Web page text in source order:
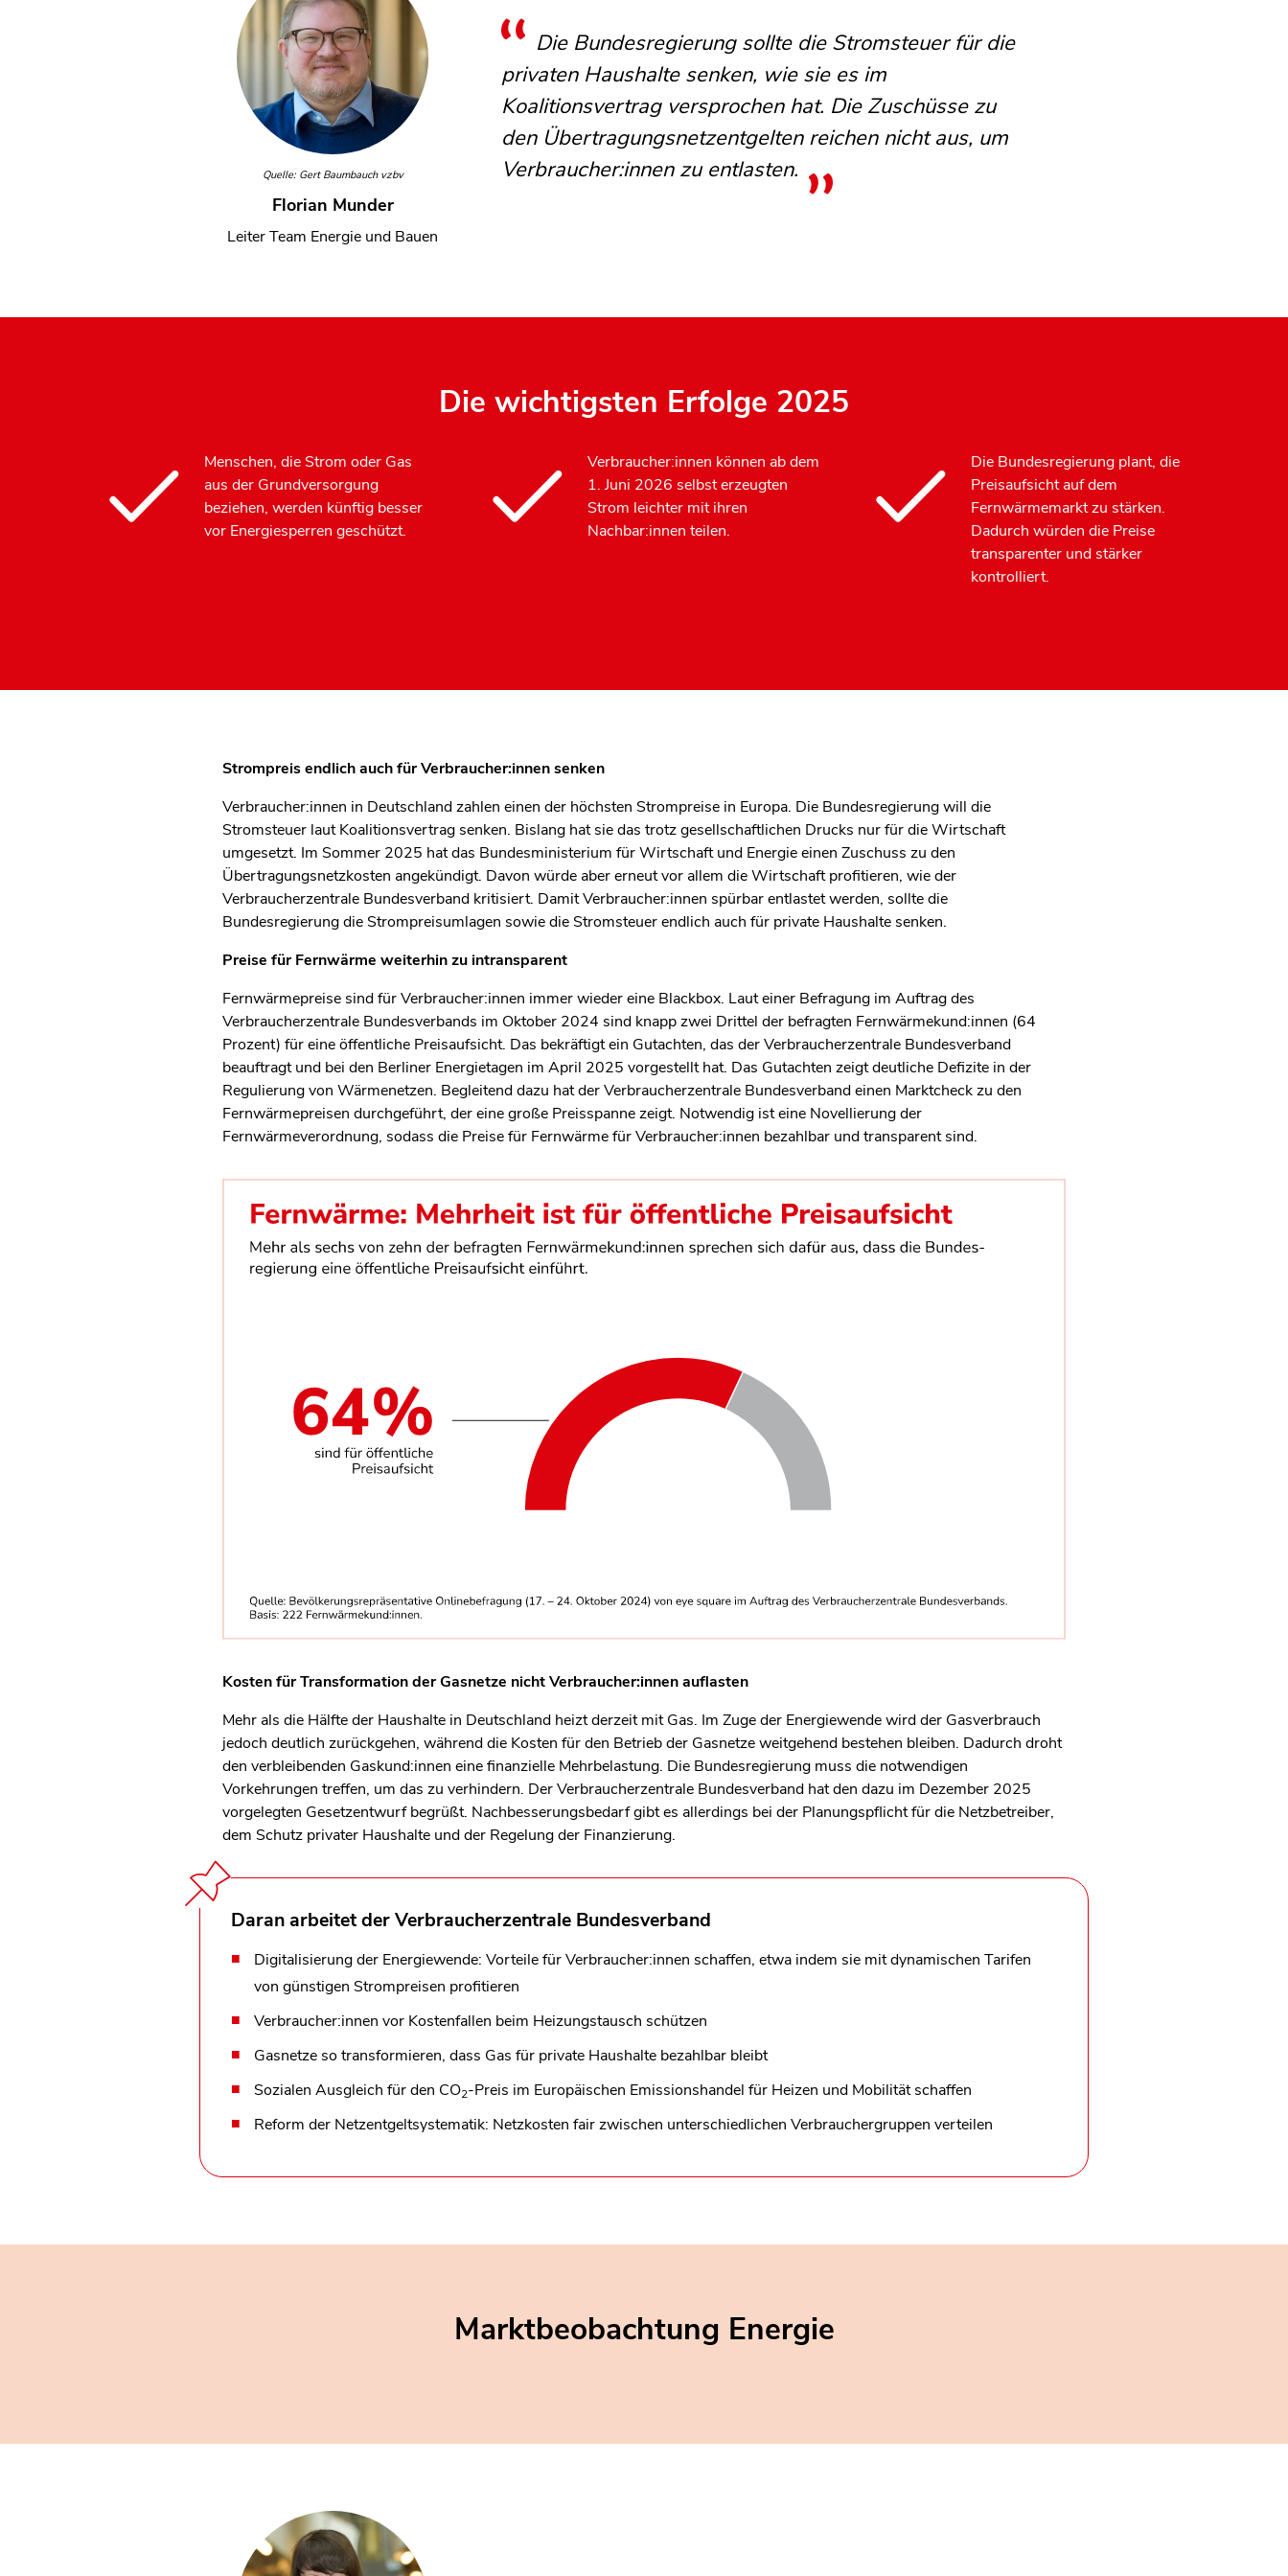
Quelle: Gert Baumbauch vzbv
Florian Munder
Leiter Team Energie und Bauen
Die Bundesregierung sollte die Stromsteuer für die
privaten Haushalte senken, wie sie es im
Koalitionsvertrag versprochen hat. Die Zuschüsse zu
den Übertragungsnetzentgelten reichen nicht aus, um
Verbraucher:innen zu entlasten.
Die wichtigsten Erfolge 2025
Menschen, die Strom oder Gas
aus der Grundversorgung
beziehen, werden künftig besser
vor Energiesperren geschützt.
Verbraucher:innen können ab dem
1. Juni 2026 selbst erzeugten
Strom leichter mit ihren
Nachbar:innen teilen.
Die Bundesregierung plant, die
Preisaufsicht auf dem
Fernwärmemarkt zu stärken.
Dadurch würden die Preise
transparenter und stärker
kontrolliert.
Strompreis endlich auch für Verbraucher:innen senken
Verbraucher:innen in Deutschland zahlen einen der höchsten Strompreise in Europa. Die Bundesregierung will die
Stromsteuer laut Koalitionsvertrag senken. Bislang hat sie das trotz gesellschaftlichen Drucks nur für die Wirtschaft
umgesetzt. Im Sommer 2025 hat das Bundesministerium für Wirtschaft und Energie einen Zuschuss zu den
Übertragungsnetzkosten angekündigt. Davon würde aber erneut vor allem die Wirtschaft profitieren, wie der
Verbraucherzentrale Bundesverband kritisiert. Damit Verbraucher:innen spürbar entlastet werden, sollte die
Bundesregierung die Strompreisumlagen sowie die Stromsteuer endlich auch für private Haushalte senken.
Preise für Fernwärme weiterhin zu intransparent
Fernwärmepreise sind für Verbraucher:innen immer wieder eine Blackbox. Laut einer Befragung im Auftrag des
Verbraucherzentrale Bundesverbands im Oktober 2024 sind knapp zwei Drittel der befragten Fernwärmekund:innen (64
Prozent) für eine öffentliche Preisaufsicht. Das bekräftigt ein Gutachten, das der Verbraucherzentrale Bundesverband
beauftragt und bei den Berliner Energietagen im April 2025 vorgestellt hat. Das Gutachten zeigt deutliche Defizite in der
Regulierung von Wärmenetzen. Begleitend dazu hat der Verbraucherzentrale Bundesverband einen Marktcheck zu den
Fernwärmepreisen durchgeführt, der eine große Preisspanne zeigt. Notwendig ist eine Novellierung der
Fernwärmeverordnung, sodass die Preise für Fernwärme für Verbraucher:innen bezahlbar und transparent sind.
Kosten für Transformation der Gasnetze nicht Verbraucher:innen auflasten
Mehr als die Hälfte der Haushalte in Deutschland heizt derzeit mit Gas. Im Zuge der Energiewende wird der Gasverbrauch
jedoch deutlich zurückgehen, während die Kosten für den Betrieb der Gasnetze weitgehend bestehen bleiben. Dadurch droht
den verbleibenden Gaskund:innen eine finanzielle Mehrbelastung. Die Bundesregierung muss die notwendigen
Vorkehrungen treffen, um das zu verhindern. Der Verbraucherzentrale Bundesverband hat den dazu im Dezember 2025
vorgelegten Gesetzentwurf begrüßt. Nachbesserungsbedarf gibt es allerdings bei der Planungspflicht für die Netzbetreiber,
dem Schutz privater Haushalte und der Regelung der Finanzierung.
Daran arbeitet der Verbraucherzentrale Bundesverband
Digitalisierung der Energiewende: Vorteile für Verbraucher:innen schaffen, etwa indem sie mit dynamischen Tarifen
von günstigen Strompreisen profitieren
Verbraucher:innen vor Kostenfallen beim Heizungstausch schützen
Gasnetze so transformieren, dass Gas für private Haushalte bezahlbar bleibt
Sozialen Ausgleich für den CO2-Preis im Europäischen Emissionshandel für Heizen und Mobilität schaffen
Reform der Netzentgeltsystematik: Netzkosten fair zwischen unterschiedlichen Verbrauchergruppen verteilen
Marktbeobachtung Energie